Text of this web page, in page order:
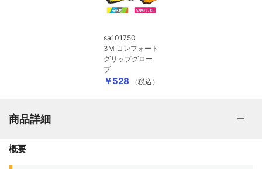
sa101750
3M コンフォート
グリップグロー
ブ
￥528 （税込）
商品詳細
概要